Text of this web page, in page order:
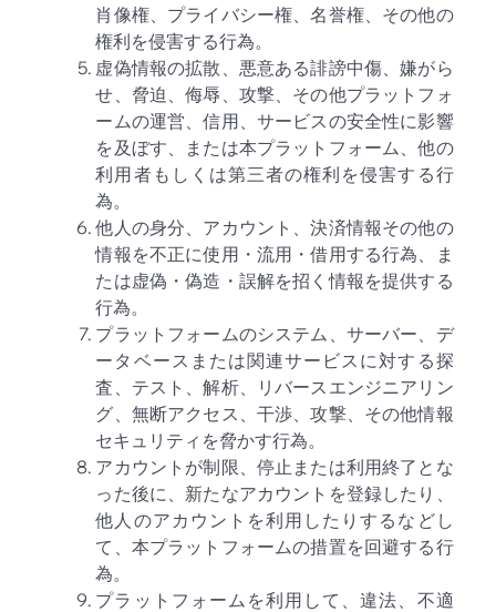
肖像権、プライバシー権、名誉権、その他の
権利を侵害する行為。
虚偽情報の拡散、悪意ある誹謗中傷、嫌がら
せ、脅迫、侮辱、攻撃、その他プラットフォ
ームの運営、信用、サービスの安全性に影響
を及ぼす、または本プラットフォーム、他の
利用者もしくは第三者の権利を侵害する行
為。
他人の身分、アカウント、決済情報その他の
情報を不正に使用・流用・借用する行為、ま
たは虚偽・偽造・誤解を招く情報を提供する
行為。
プラットフォームのシステム、サーバー、デ
ータベースまたは関連サービスに対する探
査、テスト、解析、リバースエンジニアリン
グ、無断アクセス、干渉、攻撃、その他情報
セキュリティを脅かす行為。
アカウントが制限、停止または利用終了とな
った後に、新たなアカウントを登録したり、
他人のアカウントを利用したりするなどし
て、本プラットフォームの措置を回避する行
為。
プラットフォームを利用して、違法、不適